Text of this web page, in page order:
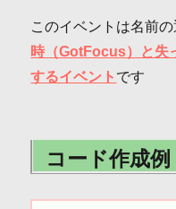
このイベントは名前の
時（GotFocus）と失
するイベント です
コード作成例